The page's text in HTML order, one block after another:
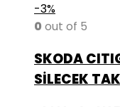
-3%
0 out of 5
SKODA
SİLECEK